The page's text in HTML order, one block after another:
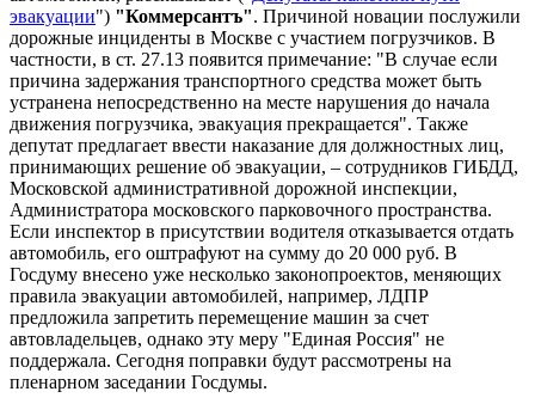
эвакуации") "Коммерсантъ". Причиной новации послужили
дорожные инциденты в Москве с участием погрузчиков. В
частности, в ст. 27.13 появится примечание: "В случае если
причина задержания транспортного средства может быть
устранена непосредственно на месте нарушения до начала
движения погрузчика, эвакуация прекращается". Также
депутат предлагает ввести наказание для должностных лиц,
принимающих решение об эвакуации, – сотрудников ГИБДД,
Московской административной дорожной инспекции,
Администратора московского парковочного пространства.
Если инспектор в присутствии водителя отказывается отдать
автомобиль, его оштрафуют на сумму до 20 000 руб. В
Госдуму внесено уже несколько законопроектов, меняющих
правила эвакуации автомобилей, например, ЛДПР
предложила запретить перемещение машин за счет
автовладельцев, однако эту меру "Единая Россия" не
поддержала. Сегодня поправки будут рассмотрены на
пленарном заседании Госдумы.